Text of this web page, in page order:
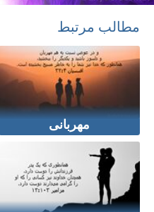
مطالب مرتبط
مهربانی